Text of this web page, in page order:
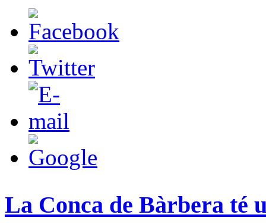
La Conca de Bàrbera té